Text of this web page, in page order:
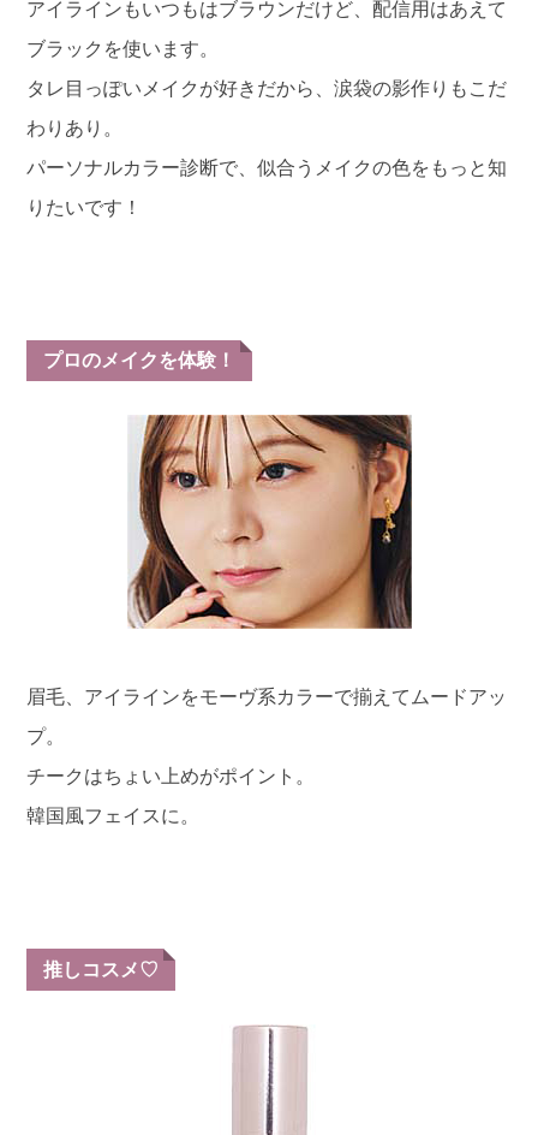
アイラインもいつもはブラウンだけど、配信用はあえて
ブラックを使います。
タレ目っぽいメイクが好きだから、涙袋の影作りもこだ
わりあり。
パーソナルカラー診断で、似合うメイクの色をもっと知
りたいです！
プロのメイクを体験！
眉毛、アイラインをモーヴ系カラーで揃えてムードアッ
プ。
チークはちょい上めがポイント。
韓国風フェイスに。
推しコスメ♡